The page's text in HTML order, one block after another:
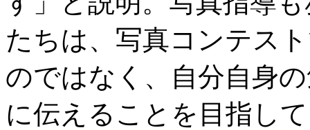
たちは、写真コンテス
のではなく、自分自身
に伝えることを目指し